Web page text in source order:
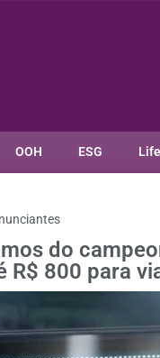
OOH ESG
do
R$ 800 para